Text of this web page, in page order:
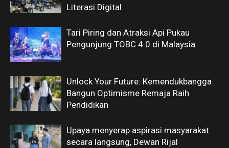
Literasi Digital
Tari Piring dan Atraksi Api Pukau
Pengunjung TOBC 4.0 di Malaysia
Unlock Your Future: Kemendukbangga
Bangun Optimisme Remaja Raih
Pendidikan
Upaya menyerap aspirasi masyarakat
secara langsung, Dewan Rijal